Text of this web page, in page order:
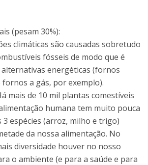
(pesam 30%):
climáticas são causadas sobretudo
fósseis de modo que é
energéticas (fornos
fornos a gás, por exemplo).
mais de 10 mil plantas comestíveis
humana tem muito pouca
3 espécies (arroz, milho e trigo)
da nossa alimentação. No
diversidade houver no nosso
o ambiente (e para a saúde e para